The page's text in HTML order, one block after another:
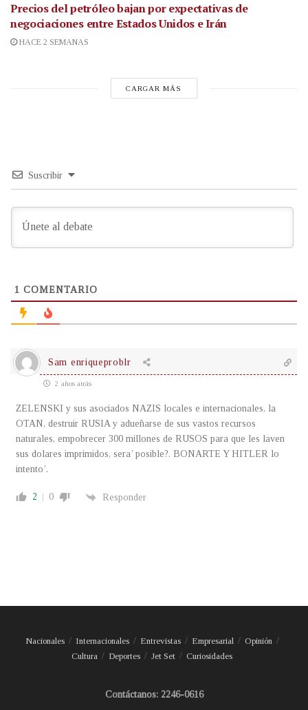
Precios del petróleo bajan por expectativas de
negociaciones entre Estados Unidos e Irán
HACE 2 SEMANAS
CARGAR MÁS
Suscribir
1 COMENTARIO
Sam enriqueproblr
2 años atrás
ZELENSKI y sus asociados NAZIS locales e internacionales, la
OTAN, destruir RUSIA y adueñarse de sus vastos recursos
naturales, empobrecer 300 millones de RUSOS para que les laven
sus dolares imprimidos, sera’ posible?. BONARTE Y HITLER lo
intento’.
2 0 Responder
Nacionales Internacionales Entrevistas Empresarial
Opinión
Cultura
Deportes Jet Set Curiosidades
Contáctanos: 2246-0616